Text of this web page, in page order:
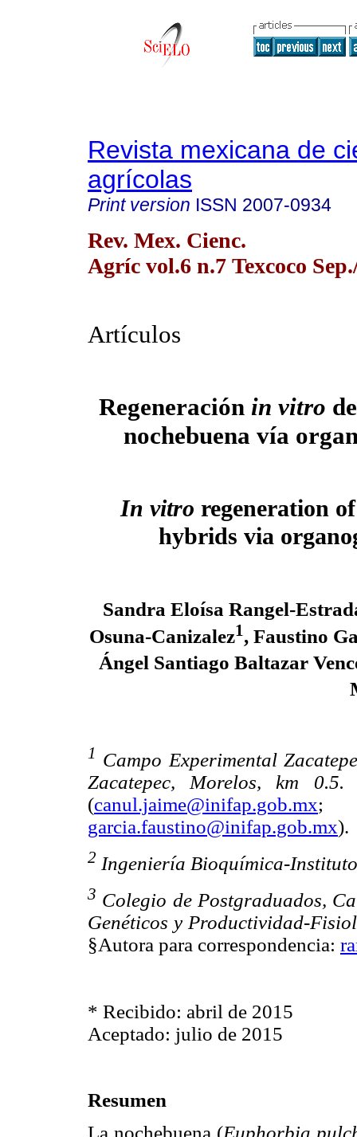
Revista mexicana de
agrícolas
Print version ISSN 2007-0934
Rev. Mex. Cienc.
Agríc vol.6 n.7 Texcoco
Artículos
Regeneración in vitro
nochebuena vía
In vitro regeneration
hybrids via
Sandra Eloísa Rangel-
Osuna-Canizalez1, Faustino
Ángel Santiago Baltazar
1 Campo Experimental
Zacatepec, Morelos, km
(canul.jaime@inifap.gob.mx
garcia.faustino@inifap.gob.mx).
2 Ingeniería Bioquímica-
3 Colegio de Postgraduados,
Genéticos y Productividad-
§Autora para correspondencia:
* Recibido: abril de 2015
Aceptado: julio de 2015
Resumen